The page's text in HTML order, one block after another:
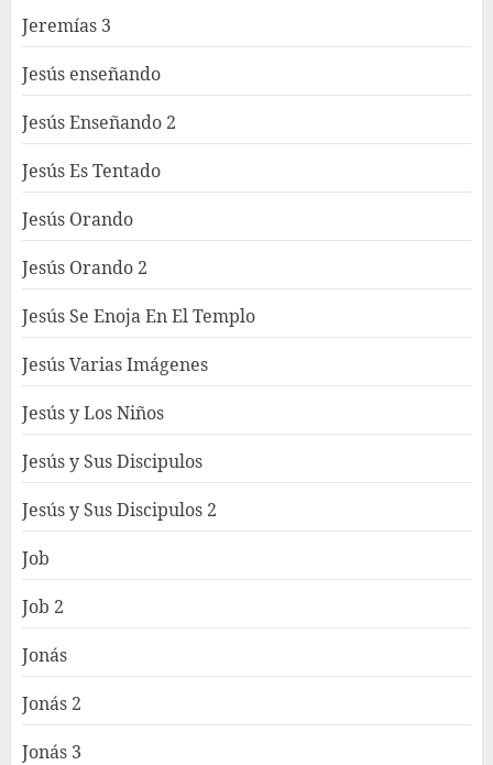
Jeremías 3
Jesús enseñando
Jesús Enseñando 2
Jesús Es Tentado
Jesús Orando
Jesús Orando 2
Jesús Se Enoja En El Templo
Jesús Varias Imágenes
Jesús y Los Niños
Jesús y Sus Discipulos
Jesús y Sus Discipulos 2
Job
Job 2
Jonás
Jonás 2
Jonás 3